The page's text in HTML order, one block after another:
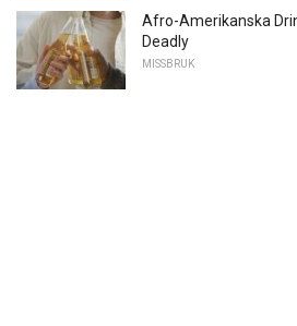
Afro-Amerikanska
Deadly
MISSBRUK